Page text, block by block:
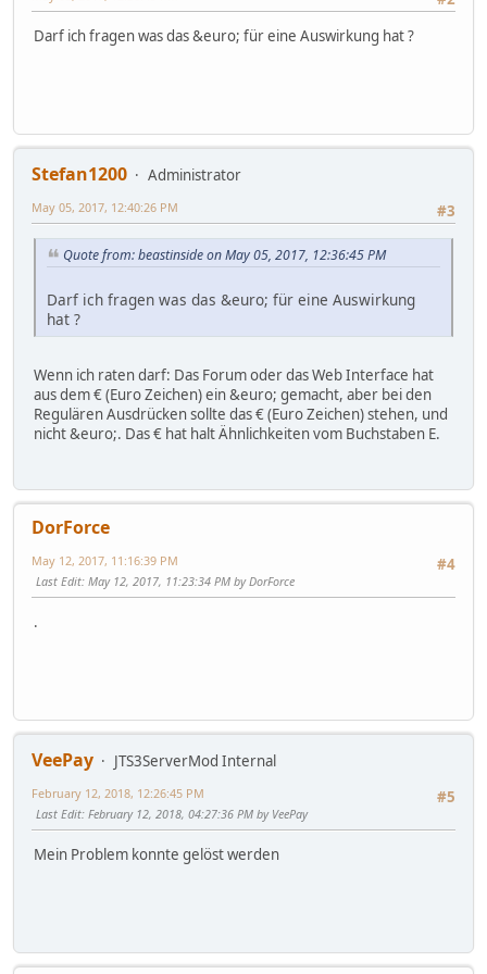
Darf ich fragen was das &euro; für eine Auswirkung hat ?
Stefan1200
Administrator
#3
May 05, 2017, 12:40:26 PM
Quote from: beastinside on May 05, 2017, 12:36:45 PM
Darf ich fragen was das &euro; für eine Auswirkung
hat ?
Wenn ich raten darf: Das Forum oder das Web Interface hat
aus dem € (Euro Zeichen) ein &euro; gemacht, aber bei den
Regulären Ausdrücken sollte das € (Euro Zeichen) stehen, und
nicht &euro;. Das € hat halt Ähnlichkeiten vom Buchstaben E.
DorForce
#4
May 12, 2017, 11:16:39 PM
Last Edit: May 12, 2017, 11:23:34 PM by DorForce
.
VeePay
JTS3ServerMod Internal
#5
February 12, 2018, 12:26:45 PM
Last Edit: February 12, 2018, 04:27:36 PM by VeePay
Mein Problem konnte gelöst werden